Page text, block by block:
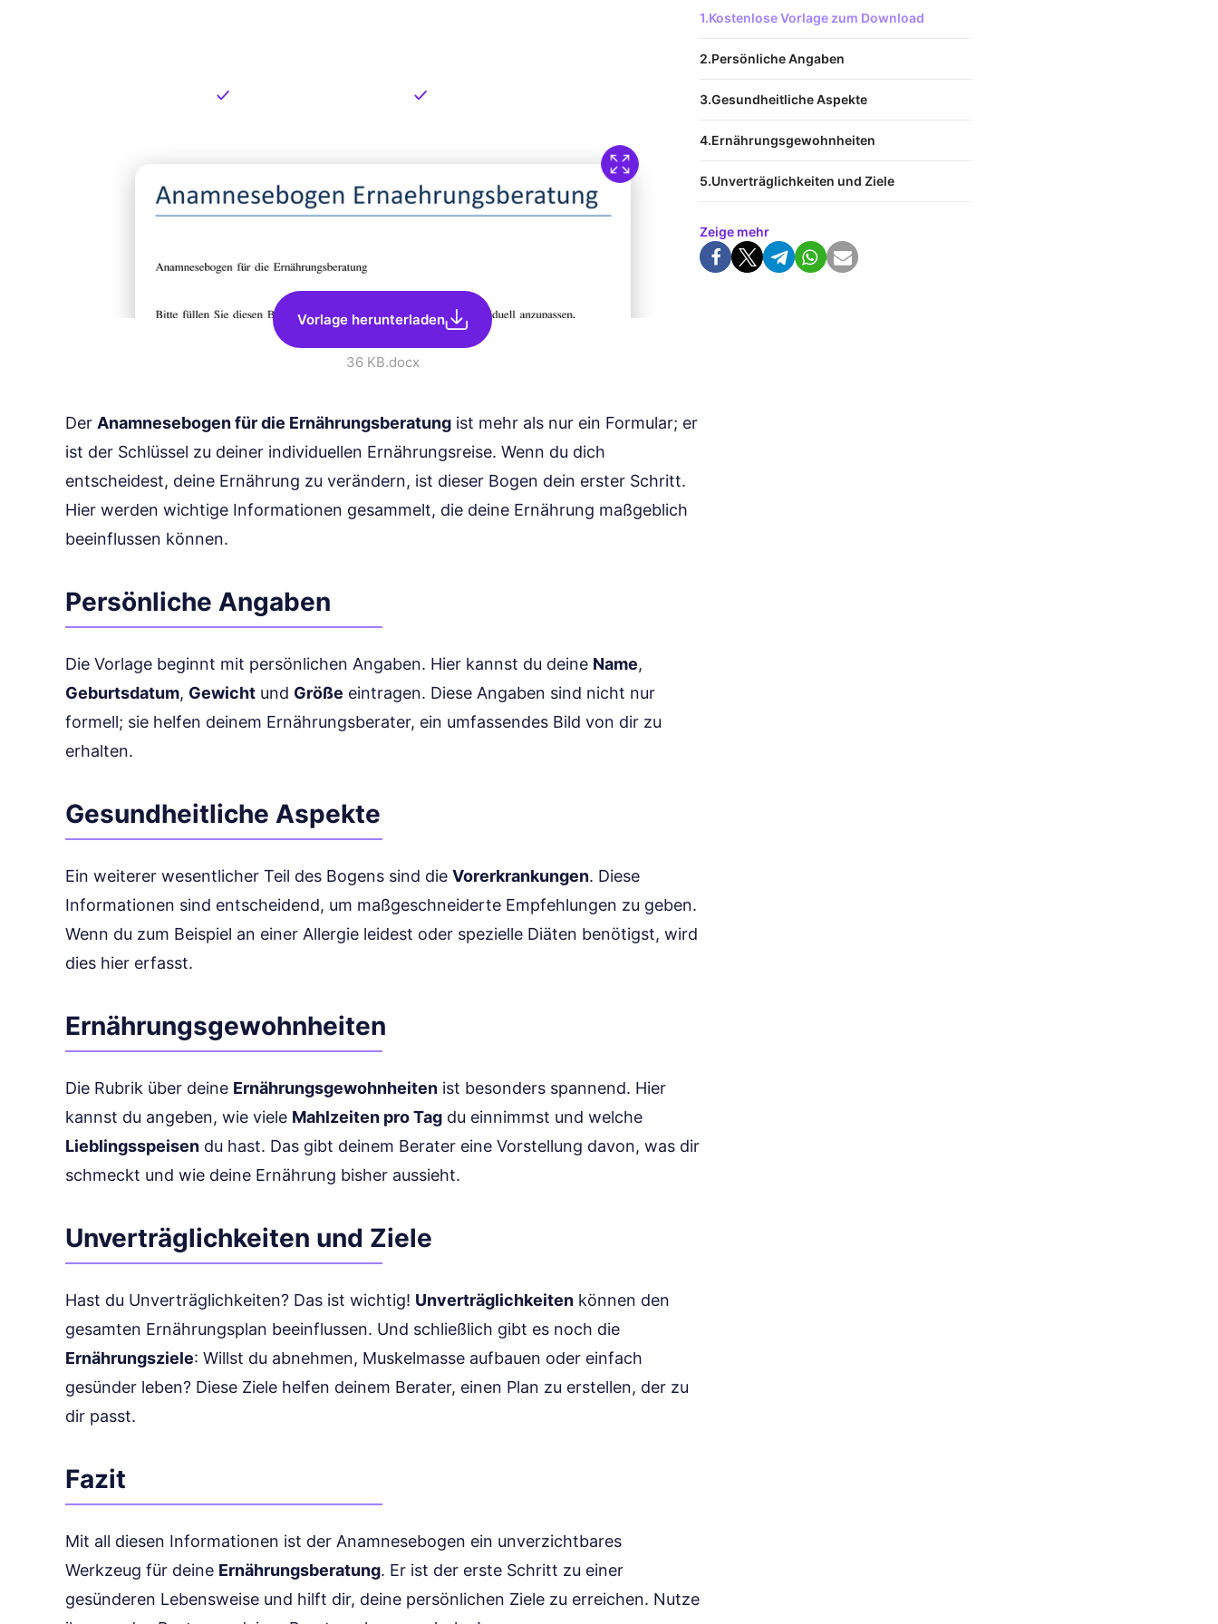
Vorlage herunterladen
36 KB.docx
Der Anamnesebogen für die Ernährungsberatung ist mehr als nur ein Formular; er
ist der Schlüssel zu deiner individuellen Ernährungsreise. Wenn du dich
entscheidest, deine Ernährung zu verändern, ist dieser Bogen dein erster Schritt.
Hier werden wichtige Informationen gesammelt, die deine Ernährung maßgeblich
beeinflussen können.
Persönliche Angaben
Die Vorlage beginnt mit persönlichen Angaben. Hier kannst du deine Name,
Geburtsdatum, Gewicht und Größe eintragen. Diese Angaben sind nicht nur
formell; sie helfen deinem Ernährungsberater, ein umfassendes Bild von dir zu
erhalten.
Gesundheitliche Aspekte
Ein weiterer wesentlicher Teil des Bogens sind die Vorerkrankungen. Diese
Informationen sind entscheidend, um maßgeschneiderte Empfehlungen zu geben.
Wenn du zum Beispiel an einer Allergie leidest oder spezielle Diäten benötigst, wird
dies hier erfasst.
Ernährungsgewohnheiten
Die Rubrik über deine Ernährungsgewohnheiten ist besonders spannend. Hier
kannst du angeben, wie viele Mahlzeiten pro Tag du einnimmst und welche
Lieblingsspeisen du hast. Das gibt deinem Berater eine Vorstellung davon, was dir
schmeckt und wie deine Ernährung bisher aussieht.
Unverträglichkeiten und Ziele
Hast du Unverträglichkeiten? Das ist wichtig! Unverträglichkeiten können den
gesamten Ernährungsplan beeinflussen. Und schließlich gibt es noch die
Ernährungsziele: Willst du abnehmen, Muskelmasse aufbauen oder einfach
gesünder leben? Diese Ziele helfen deinem Berater, einen Plan zu erstellen, der zu
dir passt.
Fazit
Mit all diesen Informationen ist der Anamnesebogen ein unverzichtbares
Werkzeug für deine Ernährungsberatung. Er ist der erste Schritt zu einer
gesünderen Lebensweise und hilft dir, deine persönlichen Ziele zu erreichen. Nutze
Kostenlose Vorlage zum Download
Persönliche Angaben
Gesundheitliche Aspekte
Ernährungsgewohnheiten
Unverträglichkeiten und Ziele
Zeige mehr